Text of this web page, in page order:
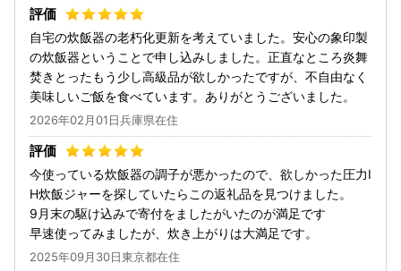
自宅の炊飯器の老朽化更新を考えていました。安心の象印製
の炊飯器ということで申し込みしました。正直なところ炎舞
焚きとったもう少し高級品が欲しかったですが、不自由なく
美味しいご飯を食べています。ありがとうございました。
2026年02月01日兵庫県在住
今使っている炊飯器の調子が悪かったので、欲しかった圧力I
H炊飯ジャーを探していたらこの返礼品を見つけました。
9月末の駆け込みで寄付をましたがいたのが満足です
早速使ってみましたが、炊き上がりは大満足です。
2025年09月30日東京都在住